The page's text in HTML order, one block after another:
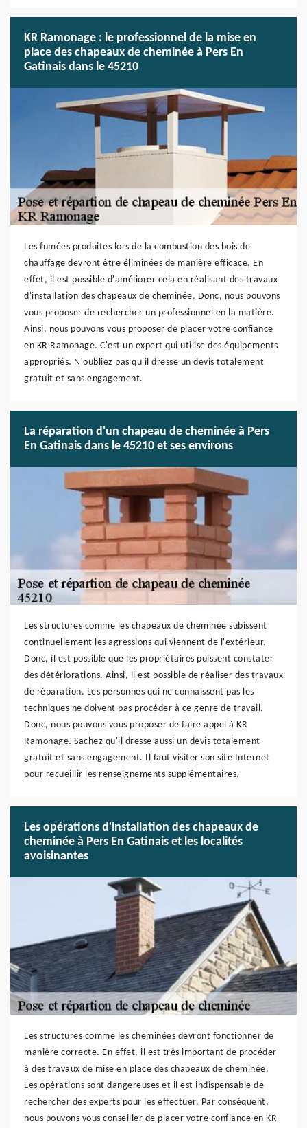
KR Ramonage : le professionnel de la mise en
place des chapeaux de cheminée à Pers En
Gatinais dans le 45210
Les fumées produites lors de la combustion des bois de
chauffage devront être éliminées de manière efficace. En
effet, il est possible d'améliorer cela en réalisant des travaux
d'installation des chapeaux de cheminée. Donc, nous pouvons
vous proposer de rechercher un professionnel en la matière.
Ainsi, nous pouvons vous proposer de placer votre confiance
en KR Ramonage. C'est un expert qui utilise des équipements
appropriés. N'oubliez pas qu'il dresse un devis totalement
gratuit et sans engagement.
La réparation d'un chapeau de cheminée à Pers
En Gatinais dans le 45210 et ses environs
Les structures comme les chapeaux de cheminée subissent
continuellement les agressions qui viennent de l'extérieur.
Donc, il est possible que les propriétaires puissent constater
des détériorations. Ainsi, il est possible de réaliser des travaux
de réparation. Les personnes qui ne connaissent pas les
techniques ne doivent pas procéder à ce genre de travail.
Donc, nous pouvons vous proposer de faire appel à KR
Ramonage. Sachez qu'il dresse aussi un devis totalement
gratuit et sans engagement. Il faut visiter son site Internet
pour recueillir les renseignements supplémentaires.
Les opérations d'installation des chapeaux de
cheminée à Pers En Gatinais et les localités
avoisinantes
Les structures comme les cheminées devront fonctionner de
manière correcte. En effet, il est très important de procéder
à des travaux de mise en place des chapeaux de cheminée.
Les opérations sont dangereuses et il est indispensable de
rechercher des experts pour les effectuer. Par conséquent,
nous pouvons vous conseiller de placer votre confiance en KR